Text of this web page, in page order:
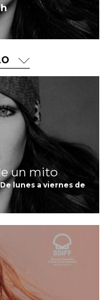
un mito
lunes a viernes de